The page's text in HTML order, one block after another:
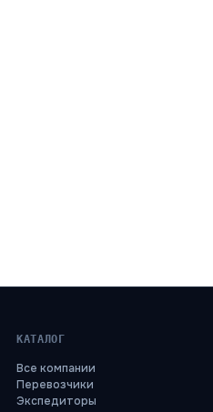
КАТАЛОГ
Все компании
Перевозчики
Экспедиторы